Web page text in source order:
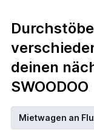
deinen
SWOODOO
Mietwagen an